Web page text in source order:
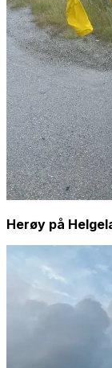
Herøy på